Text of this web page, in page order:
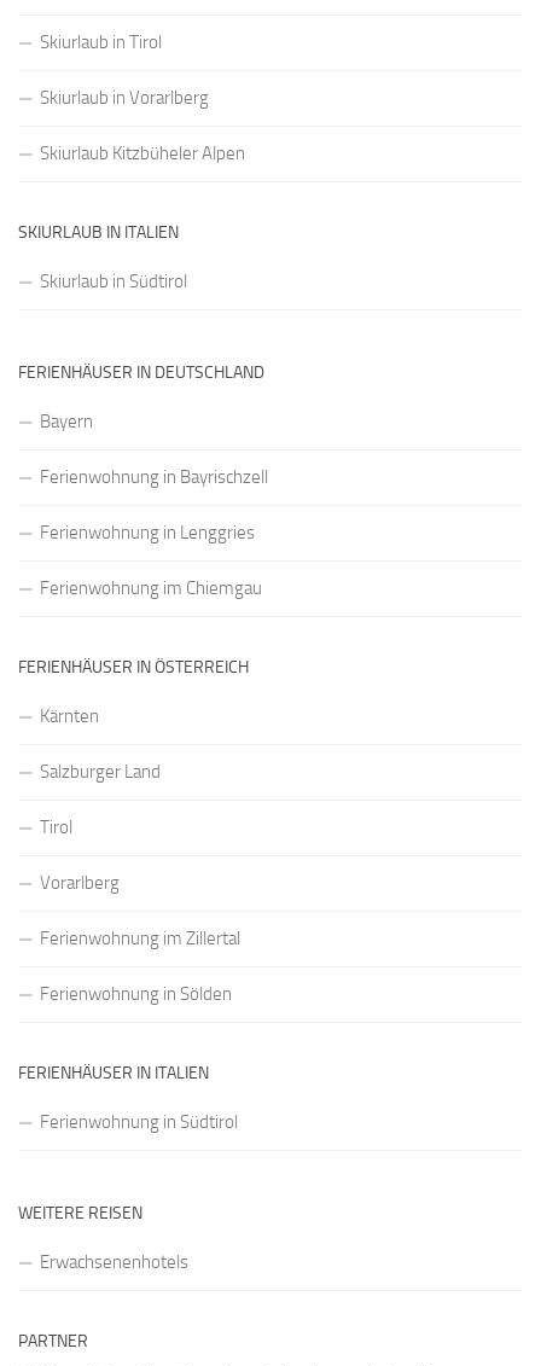
Skiurlaub in Tirol
Skiurlaub in Vorarlberg
Skiurlaub Kitzbüheler Alpen
SKIURLAUB IN ITALIEN
Skiurlaub in Südtirol
FERIENHÄUSER IN DEUTSCHLAND
Bayern
Ferienwohnung in Bayrischzell
Ferienwohnung in Lenggries
Ferienwohnung im Chiemgau
FERIENHÄUSER IN ÖSTERREICH
Kärnten
Salzburger Land
Tirol
Vorarlberg
Ferienwohnung im Zillertal
Ferienwohnung in Sölden
FERIENHÄUSER IN ITALIEN
Ferienwohnung in Südtirol
WEITERE REISEN
Erwachsenenhotels
PARTNER